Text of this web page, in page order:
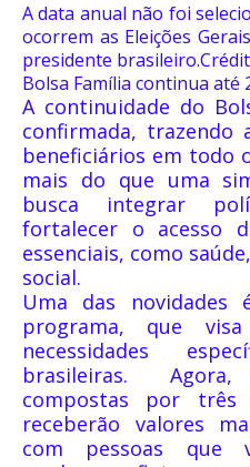
A data anual não foi
ocorrem as Eleições
presidente
Bolsa Família continua até
A continuidade do
confirmada, trazendo
beneficiários em todo
mais do que uma
busca integrar
fortalecer o acesso
essenciais, como
social.
Uma das
programa, que
necessidades
brasileiras.
compostas por três
receberão valores
com pessoas que